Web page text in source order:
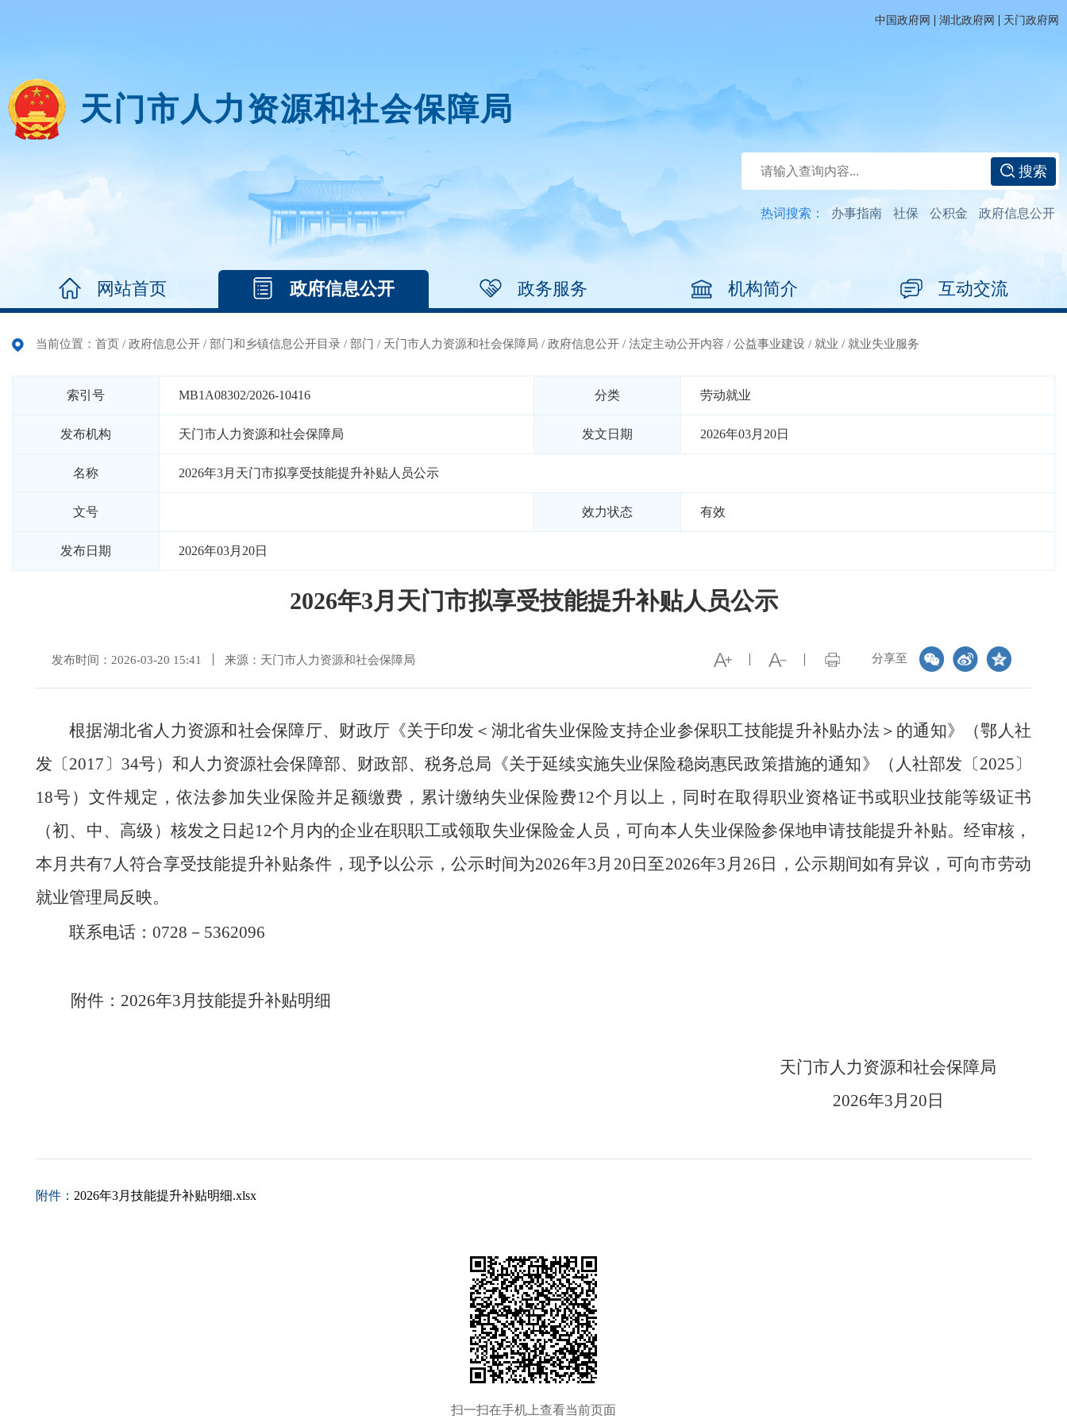
中国政府网 | 湖北政府网 | 天门政府网
天门市人力资源和社会保障局
搜索
热词搜索： 办事指南 社保 公积金 政府信息公开
网站首页 政府信息公开 政务服务 机构简介 互动交流
当前位置： 首页 / 政府信息公开 / 部门和乡镇信息公开目录 / 部门 / 天门市人力资源和社会保障局 / 政府信息公开 / 法定主动公开内容 / 公益事业建设 / 就业 / 就业失业服务
索引号 MB1A08302/2026-10416 分类 劳动就业
发布机构 天门市人力资源和社会保障局 发文日期 2026年03月20日
名称 2026年3月天门市拟享受技能提升补贴人员公示
文号 效力状态 有效
发布日期 2026年03月20日
2026年3月天门市拟享受技能提升补贴人员公示
分享至
发布时间：2026-03-20 15:41 来源：天门市人力资源和社会保障局
根据湖北省人力资源和社会保障厅、财政厅《关于印发＜湖北省失业保险支持企业参保职工技能提升补贴办法＞的通知》（鄂人社
发〔2017〕34号）和人力资源社会保障部、财政部、税务总局《关于延续实施失业保险稳岗惠民政策措施的通知》（人社部发〔2025〕
18号）文件规定，依法参加失业保险并足额缴费，累计缴纳失业保险费12个月以上，同时在取得职业资格证书或职业技能等级证书
（初、中、高级）核发之日起12个月内的企业在职职工或领取失业保险金人员，可向本人失业保险参保地申请技能提升补贴。经审核，
本月共有7人符合享受技能提升补贴条件，现予以公示，公示时间为2026年3月20日至2026年3月26日，公示期间如有异议，可向市劳动
就业管理局反映。
联系电话：0728－5362096
附件：2026年3月技能提升补贴明细
天门市人力资源和社会保障局
2026年3月20日
附件： 2026年3月技能提升补贴明细.xlsx
扫一扫在手机上查看当前页面